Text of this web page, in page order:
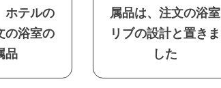
ホテルの
の浴室の
品
属品は、注文の浴室
リブの設計と置きま
した